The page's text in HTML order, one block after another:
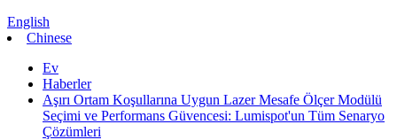
English
Chinese
Ev
Haberler
Aşırı Ortam Koşullarına Uygun Lazer Mesafe Ölçer Modülü
Seçimi ve Performans Güvencesi: Lumispot'un Tüm Senaryo
Çözümleri